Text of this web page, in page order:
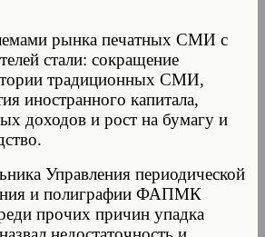
рынка печатных СМИ с
стали: сокращение
традиционных СМИ,
иностранного капитала,
доходов и рост на бумагу и
Управления периодической
и полиграфии ФАПМК
прочих причин упадка